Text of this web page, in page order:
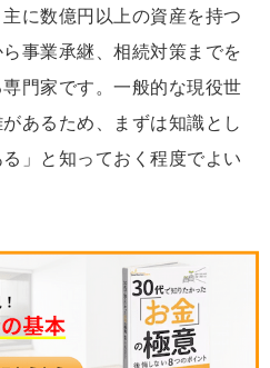
に数億円以上の資産を持つ
事業承継、相続対策までを
門家です。一般的な現役世
あるため、まずは知識とし
」と知っておく程度でよい